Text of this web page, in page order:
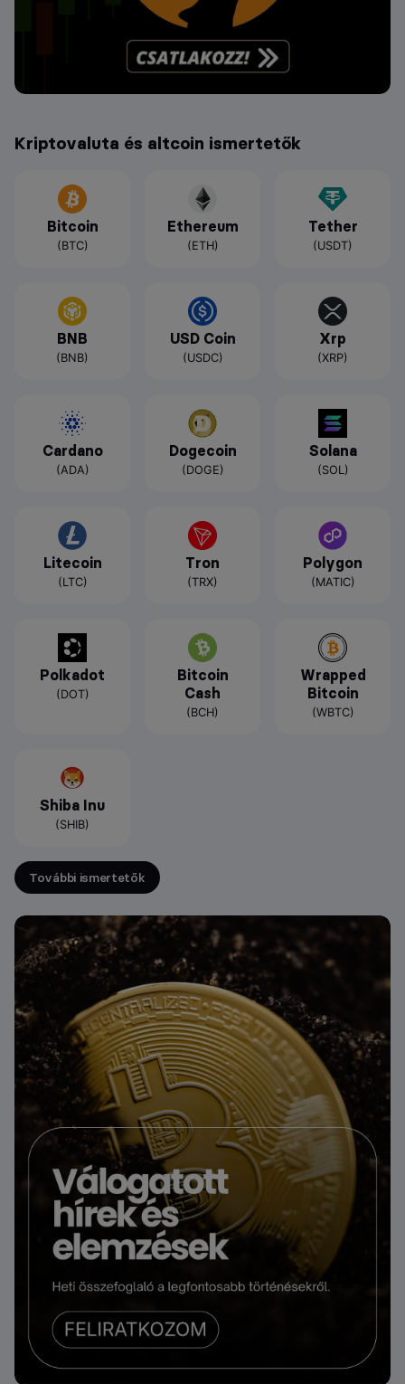
Kriptovaluta és altcoin ismertetők
Bitcoin
(BTC)
Ethereum
(ETH)
Tether
(USDT)
BNB
(BNB)
USD Coin
(USDC)
Xrp
(XRP)
Cardano
(ADA)
Dogecoin
(DOGE)
Solana
(SOL)
Litecoin
(LTC)
Tron
(TRX)
Polygon
(MATIC)
Polkadot
(DOT)
Bitcoin
Cash
(BCH)
Wrapped
Bitcoin
(WBTC)
Shiba Inu
(SHIB)
További ismertetők